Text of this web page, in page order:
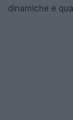
dinamiche e